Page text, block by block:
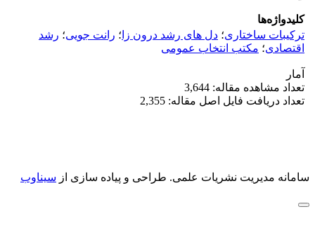
کلیدواژه‌ها
ترکیبات ساختاری؛ دل های رشد درون زا ؛ رانت جویی؛ رشد
اقتصادی؛ مکتب انتخاب عمومی
آمار
تعداد مشاهده مقاله: 3,644
تعداد دریافت فایل اصل مقاله: 2,355
سامانه مدیریت نشریات علمی. طراحی و پیاده سازی از سیناوب